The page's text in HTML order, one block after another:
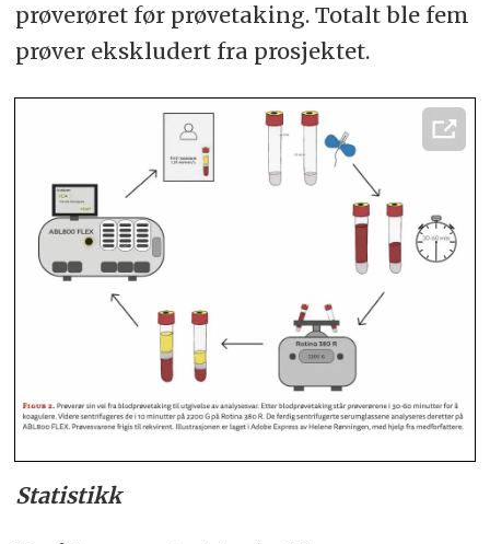
prøverøret før prøvetaking. Totalt ble fem
prøver ekskludert fra prosjektet.
Statistikk